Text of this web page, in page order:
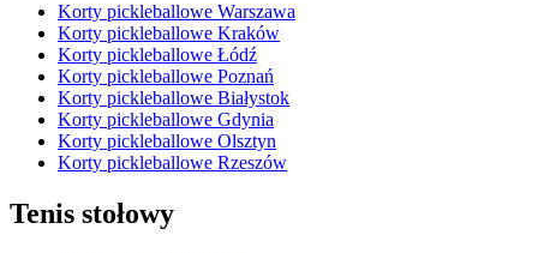
Korty pickleballowe Warszawa
Korty pickleballowe Kraków
Korty pickleballowe Łódź
Korty pickleballowe Poznań
Korty pickleballowe Białystok
Korty pickleballowe Gdynia
Korty pickleballowe Olsztyn
Korty pickleballowe Rzeszów
Tenis stołowy